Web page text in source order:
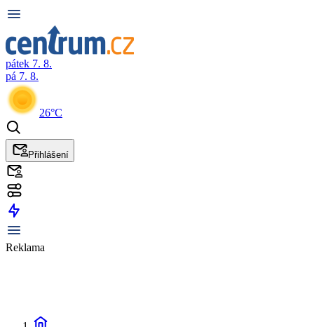
pátek 7. 8.
pá 7. 8.
26°C
Přihlášení
Reklama